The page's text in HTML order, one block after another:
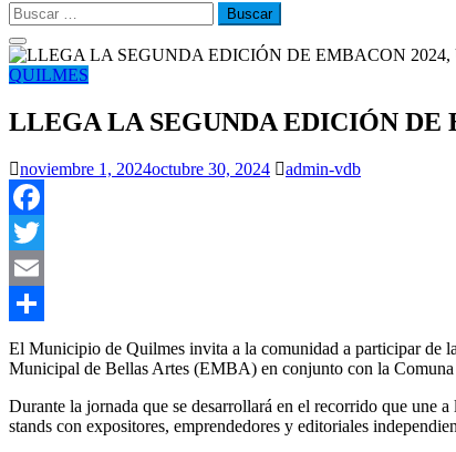
Buscar:
QUILMES
LLEGA LA SEGUNDA EDICIÓN DE
noviembre 1, 2024octubre 30, 2024 admin-vdb
Facebook
Twitter
Email
Compartir
El Municipio de Quilmes invita a la comunidad a participar de
Municipal de Bellas Artes (EMBA) en conjunto con la
Durante la jornada que se desarrollará en el recorrido que
stands con expositores, emprendedores y editoriales